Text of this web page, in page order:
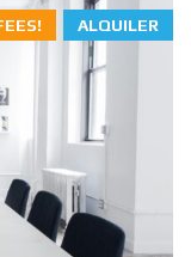
ALQUILER